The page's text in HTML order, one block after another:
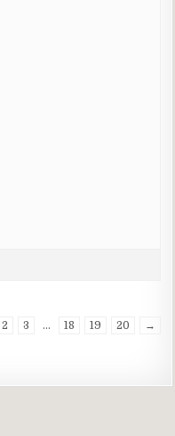
2 3 … 18 19 20 →